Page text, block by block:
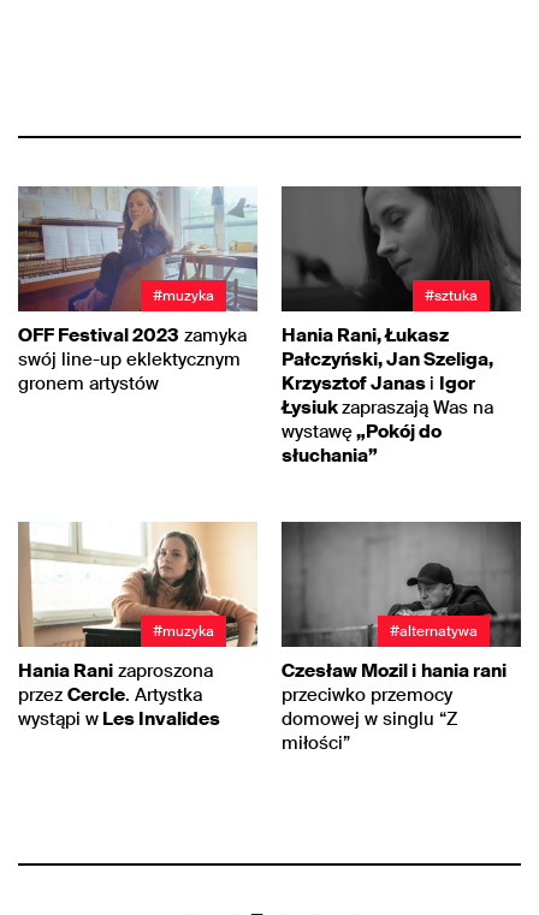
#muzyka
OFF Festival 2023 zamyka
swój line-up eklektycznym
gronem artystów
#sztuka
Hania Rani, Łukasz
Pałczyński, Jan Szeliga,
Krzysztof Janas i Igor
Łysiukzapraszają Was na
wystawę„Pokój do
słuchania”
#muzyka
Hania Rani zaproszona
przez Cercle. Artystka
wystąpi w Les Invalides
#alternatywa
Czesław Mozil i hania rani
przeciwko przemocy
domowej w singlu “Z
miłości”